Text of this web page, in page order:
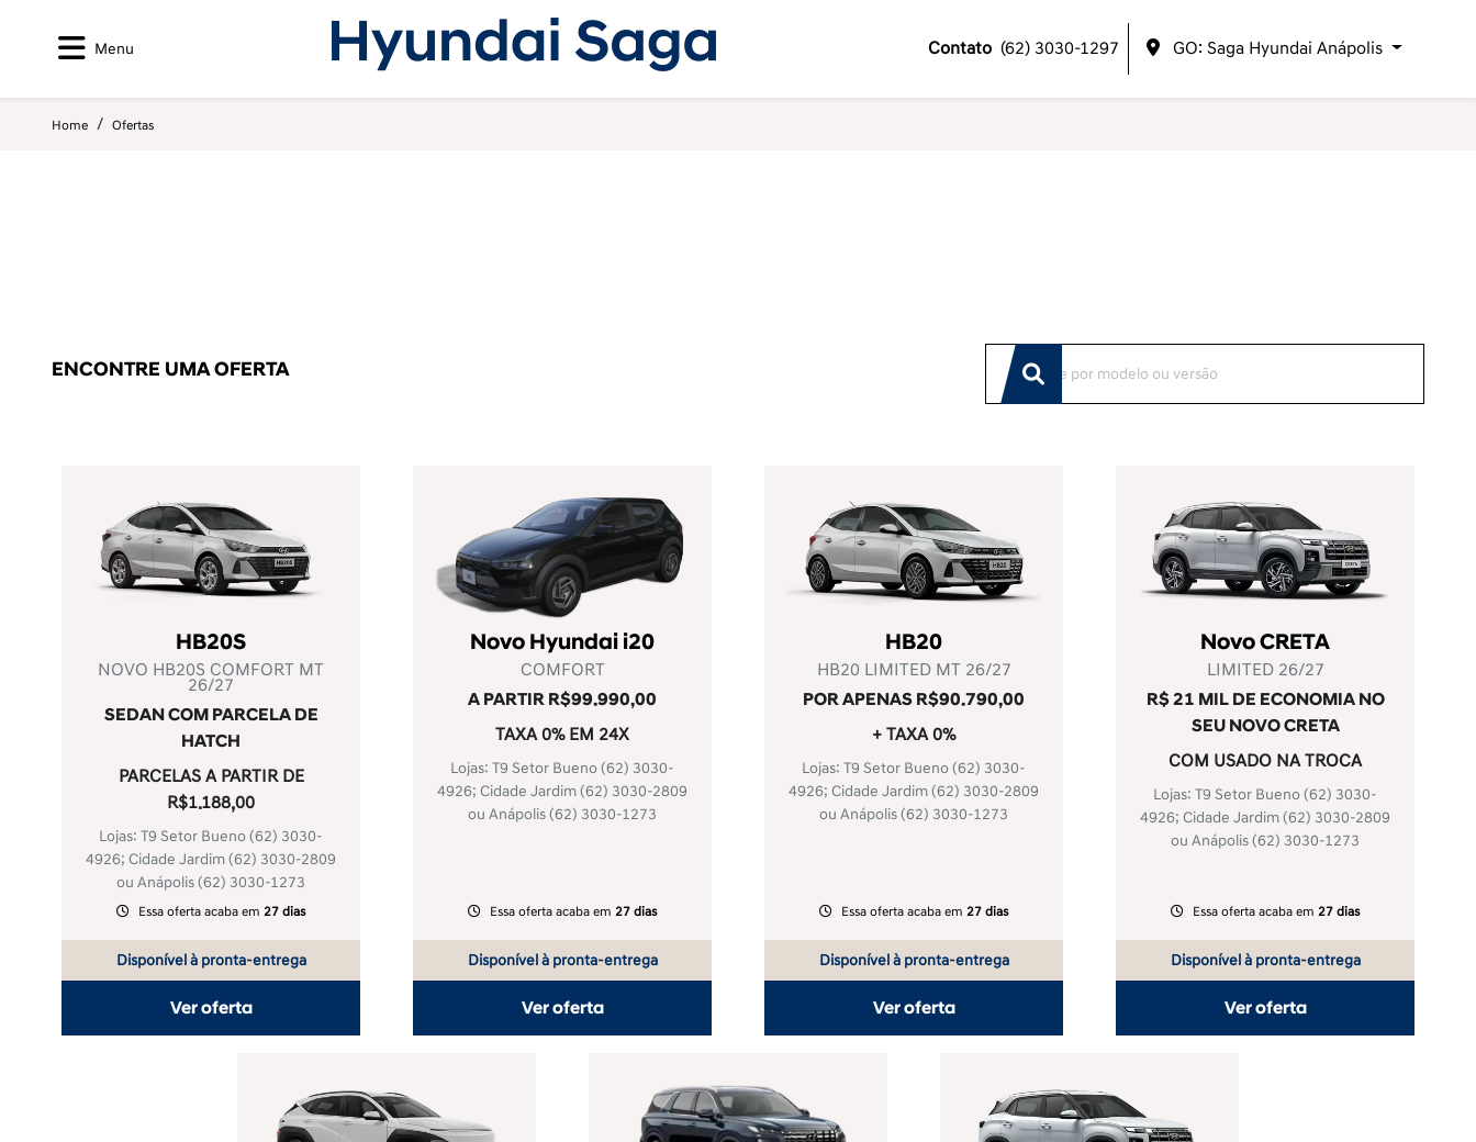
Menu Contato (62) 3030-1297 GO: Saga Hyundai Anápolis
Home Ofertas
ENCONTRE UMA OFERTA
HB20S
NOVO HB20S COMFORT MT
26/27
SEDAN COM PARCELA DE
HATCH
PARCELAS A PARTIR DE
R$1.188,00
Lojas: T9 Setor Bueno(62) 3030-
4926; Cidade Jardim(62) 3030-2809
ou Anápolis(62) 3030-1273
Essa oferta acaba em 27 dias
Disponível à pronta-entrega
Ver oferta
Novo Hyundai i20
COMFORT
A PARTIR R$99.990,00
TAXA 0% EM 24X
Lojas: T9 Setor Bueno(62) 3030-
4926; Cidade Jardim(62) 3030-2809
ou Anápolis(62) 3030-1273
Essa oferta acaba em 27 dias
Disponível à pronta-entrega
Ver oferta
HB20
HB20 LIMITED MT 26/27
POR APENAS R$90.790,00
+ TAXA 0%
Lojas: T9 Setor Bueno(62) 3030-
4926; Cidade Jardim(62) 3030-2809
ou Anápolis(62) 3030-1273
Essa oferta acaba em 27 dias
Disponível à pronta-entrega
Ver oferta
Novo CRETA
LIMITED 26/27
R$ 21 MIL DE ECONOMIA NO
SEU NOVO CRETA
COM USADO NA TROCA
Lojas: T9 Setor Bueno(62) 3030-
4926; Cidade Jardim(62) 3030-2809
ou Anápolis(62) 3030-1273
Essa oferta acaba em 27 dias
Disponível à pronta-entrega
Ver oferta